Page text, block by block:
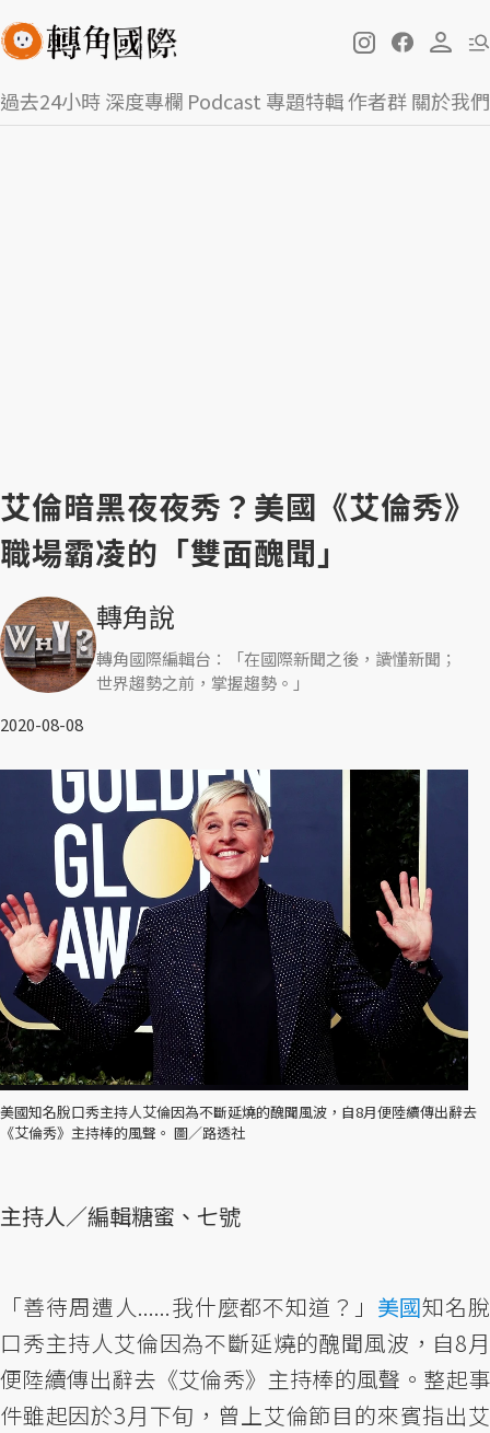
過去24小時深度專欄 Podcast 專題特輯作者群關於我們
艾倫暗黑夜夜秀？美國《艾倫秀》
職場霸凌的「雙面醜聞」
轉角說
轉角國際編輯台：「在國際新聞之後，讀懂新聞；
世界趨勢之前，掌握趨勢。」
2020-08-08
美國知名脫口秀主持人艾倫因為不斷延燒的醜聞風波，自8月便陸續傳出辭去
《艾倫秀》主持棒的風聲。 圖／路透社
主持人／編輯糖蜜、七號
「善待周遭人......我什麼都不知道？」 美國知名脫
口秀主持人艾倫因為不斷延燒的醜聞風波，自8月
便陸續傳出辭去《艾倫秀》主持棒的風聲。整起事
件雖起因於3月下旬，曾上艾倫節目的來賓指出艾